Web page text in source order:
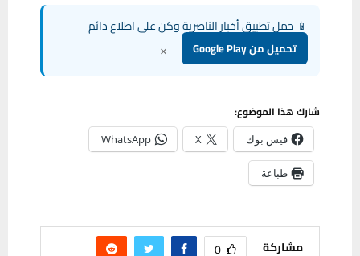
📱 حمل تطبيق أخبار الناصرية وكن على اطلاع دائم
تحميل من Google Play ×
شارك هذا الموضوع:
فيس بوك X
WhatsApp
طباعة
مشاركة 0